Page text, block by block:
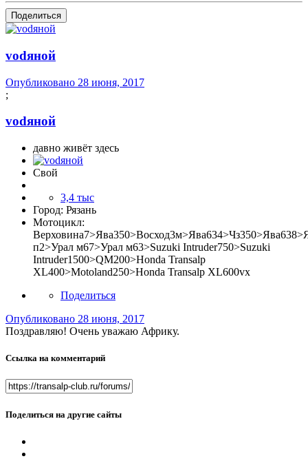
Поделиться
vоdяной
Опубликовано 28 июня, 2017
;
vоdяной
давно живёт здесь
Свой
3,4 тыс
Город: Рязань
Мотоцикл:
п2>Урал м67>Урал м63>Suzuki Intruder750>Suzuki
Intruder1500>QM200>Honda Transalp
XL400>Motoland250>Honda Transalp XL600vx
Поделиться
Опубликовано 28 июня, 2017
Поздравляю! Очень уважаю Африку.
Ссылка на комментарий
Поделиться на другие сайты